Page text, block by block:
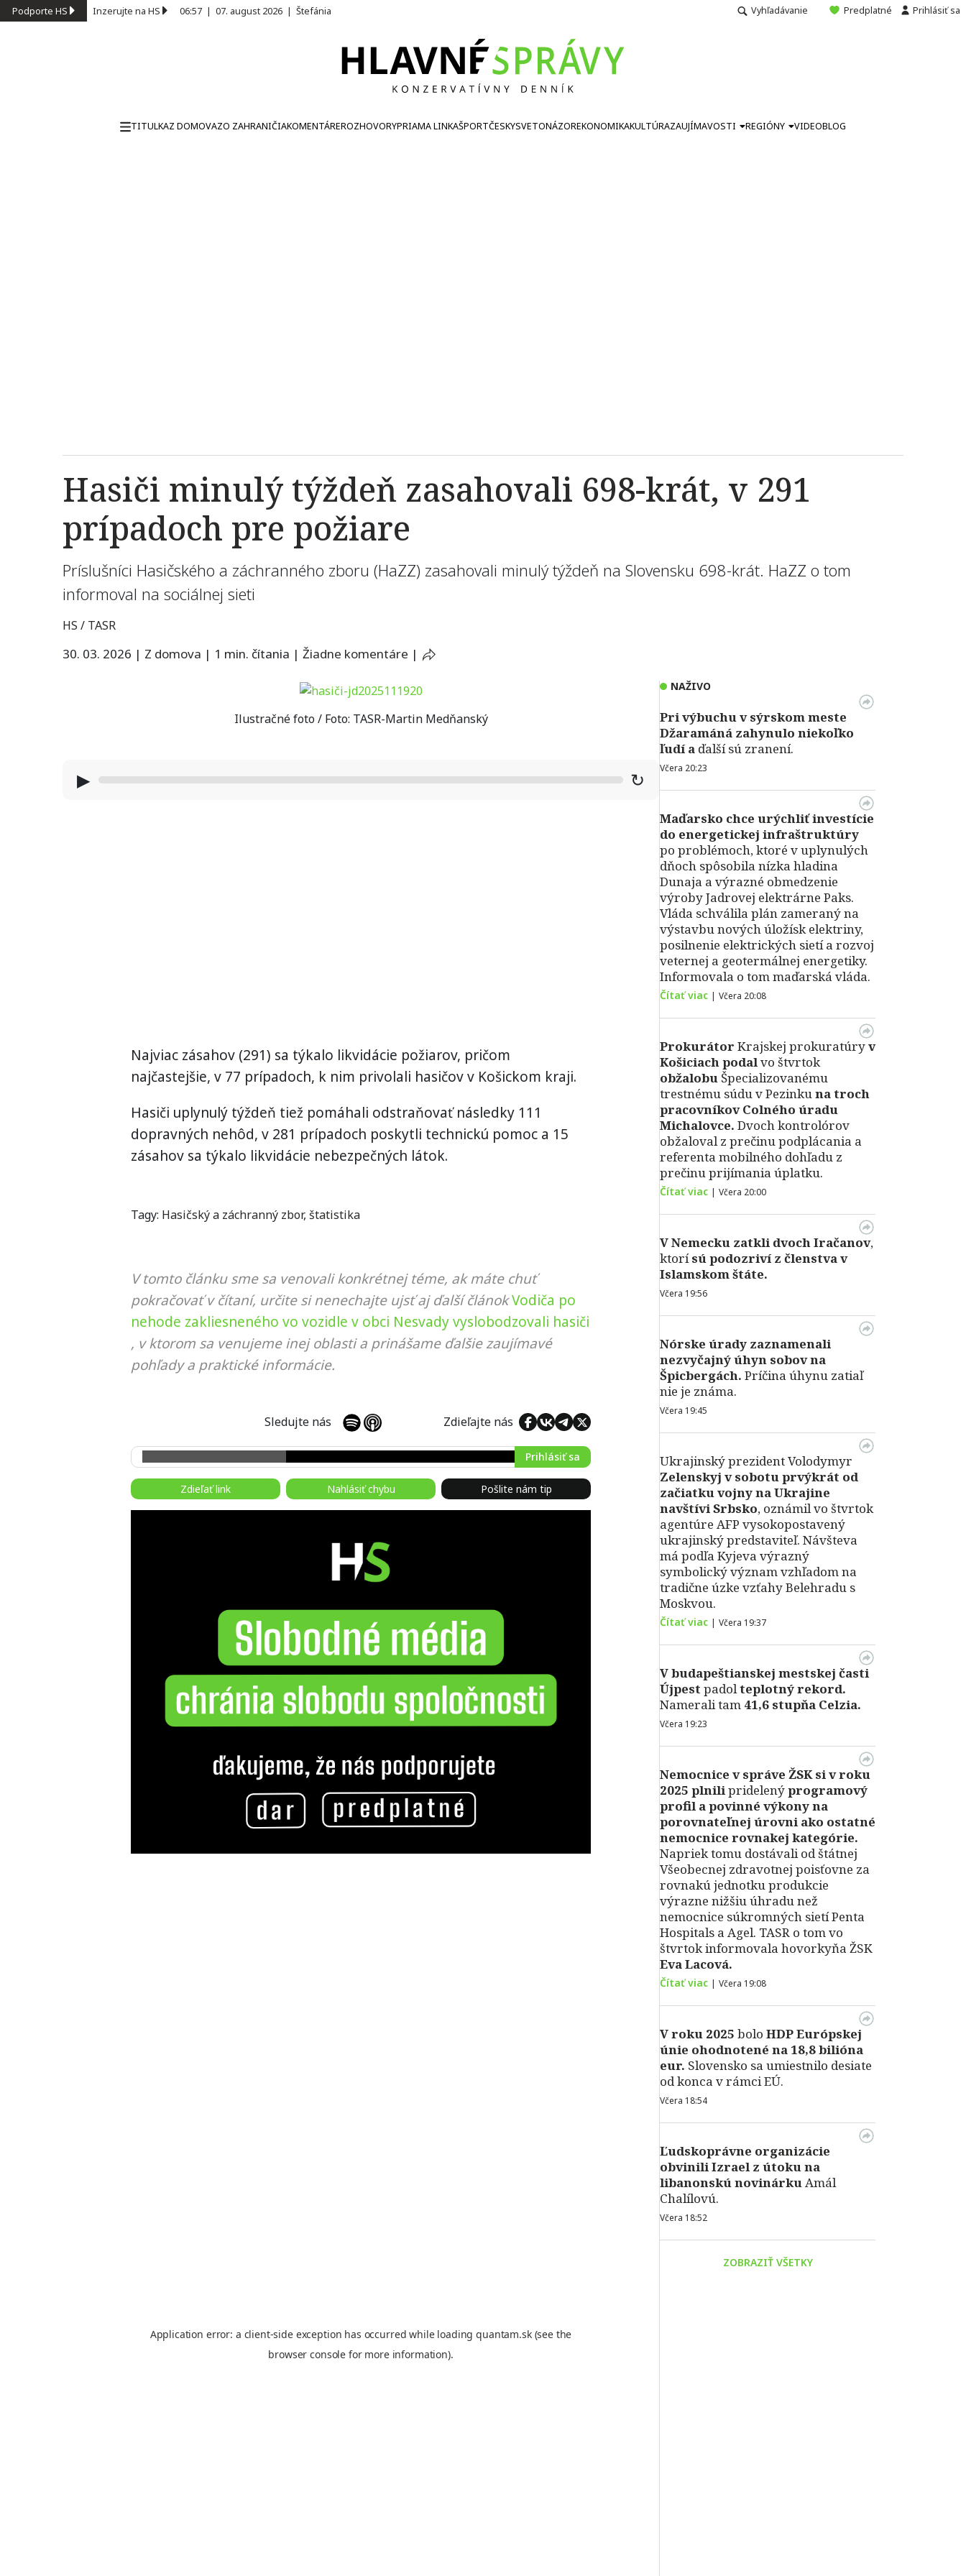
Podporte HS Inzerujte na HS 06:57 | 07. august 2026 | Štefánia Vyhľadávanie Predplatné Prihlásiť sa
TITULKAZ DOMOVAZO ZAHRANIČIAKOMENTÁREROZHOVORYPRIAMA LINKAŠPORTČESKYSVETONÁZOREKONOMIKAKULTÚRAZAUJÍMAVOSTI REGIÓNY VIDEOBLOG
Hasiči minulý týždeň zasahovali 698-krát, v 291
prípadoch pre požiare
Príslušníci Hasičského a záchranného zboru (HaZZ) zasahovali minulý týždeň na Slovensku 698-krát. HaZZ o tom
informoval na sociálnej sieti
HS / TASR
30. 03. 2026 | Z domova | 1 min. čítania | Žiadne komentáre |
Ilustračné foto / Foto: TASR-Martin Medňanský
▶ ↻
Najviac zásahov (291) sa týkalo likvidácie požiarov, pričom
najčastejšie, v 77 prípadoch, k nim privolali hasičov v Košickom kraji.
Hasiči uplynulý týždeň tiež pomáhali odstraňovať následky 111
dopravných nehôd, v 281 prípadoch poskytli technickú pomoc a 15
zásahov sa týkalo likvidácie nebezpečných látok.
Tagy: Hasičský a záchranný zbor, štatistika
V tomto článku sme sa venovali konkrétnej téme, ak máte chuť
pokračovať v čítaní, určite si nenechajte ujsť aj ďalší článokVodiča po
nehode zakliesneného vo vozidle v obci Nesvady vyslobodzovali hasiči
, v ktorom sa venujeme inej oblasti a prinášame ďalšie zaujímavé
pohľady a praktické informácie.
Sledujte nás Zdieľajte nás
Prihlásiť sa
Zdieľať link Nahlásiť chybu Pošlite nám tip
NAŽIVO
Pri výbuchu v sýrskom meste
Džaramáná zahynulo niekoľko
ľudí a ďalší sú zranení.
Včera 20:23
Maďarsko chce urýchliť investície
do energetickej infraštruktúry
po problémoch, ktoré v uplynulých
dňoch spôsobila nízka hladina
Dunaja a výrazné obmedzenie
výroby Jadrovej elektrárne Paks.
Vláda schválila plán zameraný na
výstavbu nových úložísk elektriny,
posilnenie elektrických sietí a rozvoj
veternej a geotermálnej energetiky.
Informovala o tom maďarská vláda.
Čítať viac | Včera 20:08
Prokurátor Krajskej prokuratúryv
Košiciach podalvo štvrtok
obžalobu Špecializovanému
trestnému súdu v Pezinkuna troch
pracovníkov Colného úradu
Michalovce. Dvoch kontrolórov
obžaloval z prečinu podplácania a
referenta mobilného dohľadu z
prečinu prijímania úplatku.
Čítať viac | Včera 20:00
V Nemecku zatkli dvoch Iračanov,
ktorísú podozriví z členstva v
Islamskom štáte.
Včera 19:56
Nórske úrady zaznamenali
nezvyčajný úhyn sobov na
Špicbergách. Príčina úhynu zatiaľ
nie je známa.
Včera 19:45
Ukrajinský prezident Volodymyr
Zelenskyj v sobotu prvýkrát od
začiatku vojny na Ukrajine
navštívi Srbsko, oznámil vo štvrtok
agentúre AFP vysokopostavený
ukrajinský predstaviteľ. Návšteva
má podľa Kyjeva výrazný
symbolický význam vzhľadom na
tradične úzke vzťahy Belehradu s
Moskvou.
Čítať viac | Včera 19:37
Vbudapeštianskej mestskej časti
Újpestpadolteplotný rekord.
Namerali tam 41,6 stupňa Celzia.
Včera 19:23
Nemocnice v správe ŽSK si v roku
2025 plnilipridelenýprogramový
profil a povinné výkony na
porovnateľnej úrovni ako ostatné
nemocnice rovnakej kategórie.
Napriek tomu dostávali od štátnej
Všeobecnej zdravotnej poisťovne za
rovnakú jednotku produkcie
výrazne nižšiu úhradu než
nemocnice súkromných sietí Penta
Hospitals a Agel. TASR o tom vo
štvrtok informovala hovorkyňa ŽSK
Eva Lacová.
Čítať viac | Včera 19:08
V roku 2025 bolo HDPEurópskej
únie ohodnotené na 18,8 bilióna
eur. Slovensko sa umiestnilo desiate
od konca v rámci EÚ.
Včera 18:54
Ľudskoprávne organizácie
obvinili Izrael z útoku na
libanonskú novinárkuAmál
Chalílovú.
Včera 18:52
ZOBRAZIŤ VŠETKY